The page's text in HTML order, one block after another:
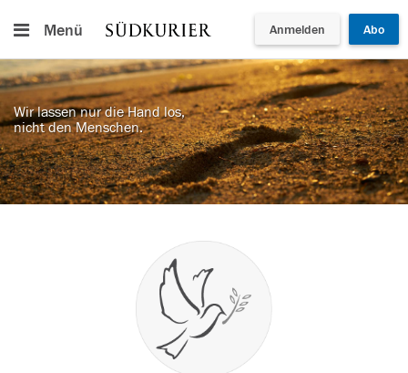
Menü Anmelden Abo
Wir lassen nur die Hand los,
nicht den Menschen.